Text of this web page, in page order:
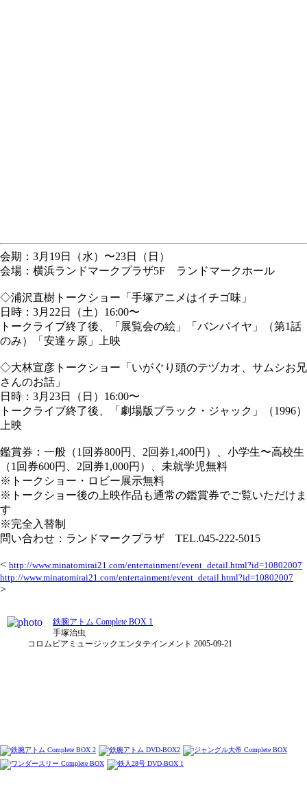
会期：3月19日（水）〜23日（日）
会場：横浜ランドマークプラザ5F ランドマークホール
◇浦沢直樹トークショー「手塚アニメはイチゴ味」
日時：3月22日（土）16:00〜
トークライブ終了後、「展覧会の絵」「バンパイヤ」（第1話
のみ）「安達ヶ原」上映
◇大林宣彦トークショー「いがぐり頭のテヅカオ、サムシお兄
さんのお話」
日時：3月23日（日）16:00〜
トークライブ終了後、「劇場版ブラック・ジャック」（1996）
上映
鑑賞券：一般（1回券800円、2回券1,400円）、小学生〜高校生
（1回券600円、2回券1,000円）、未就学児無料
※トークショー・ロビー展示無料
※トークショー後の上映作品も通常の鑑賞券でご覧いただけま
す
※完全入替制
問い合わせ：ランドマークプラザ TEL.045-222-5015
< http://www.minatomirai21.com/entertainment/event_detail.html?id=10802007
http://www.minatomirai21.com/entertainment/event_detail.html?id=10802007
>
鉄腕アトム Complete BOX 1
手塚治虫
コロムビアミュージックエンタテインメント 2005-09-21